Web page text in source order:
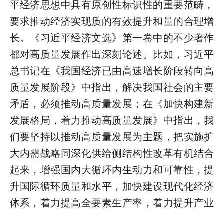
平经济思想中具有原创性标识性的重要范畴，
要求推动经济实现质的有效提升和量的合理增
长。《习近平经济文选》第一卷中的不少著作
都对高质量发展作出深刻论述。比如，习近平
总书记在《我国经济已由高速增长阶段转向高
质量发展阶段》中指出，解决我国社会的主要
矛盾，必须推动高质量发展；在《加快构建新
发展格局，着力推动高质量发展》中指出，我
们要坚持以推动高质量发展为主题，把实施扩
大内需战略同深化供给侧结构性改革有机结合
起来，增强国内大循环内生动力和可靠性，提
升国际循环质量和水平，加快建设现代化经济
体系，着力提高全要素生产率，着力提升产业